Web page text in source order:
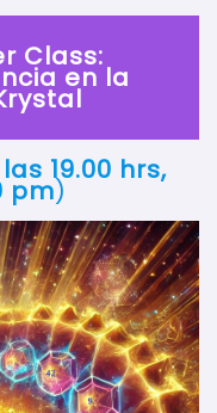
Class:
en la
19.00 hrs,
pm)